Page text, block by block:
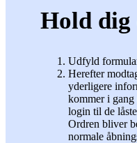
Hold dig
Udfyld
Herefter
yderligere
kommer i gang
login til de
Ordren bliver
normale